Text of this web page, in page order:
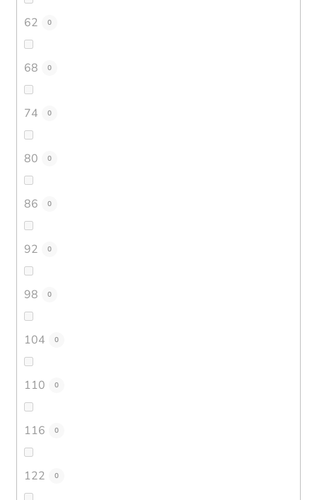
62 0
68 0
74 0
80 0
86 0
92 0
98 0
104 0
110 0
116 0
122 0